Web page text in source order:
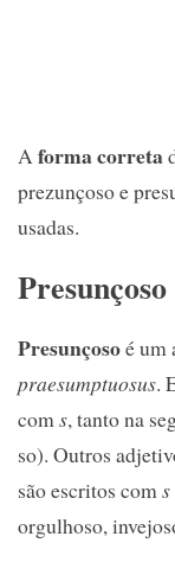
Aforma correta
prezunçoso e
usadas.
Presunçoso
Presunçosoé um
praesumptuosus.
coms, tanto na
so). Outros
são escritos coms
orgulhoso,